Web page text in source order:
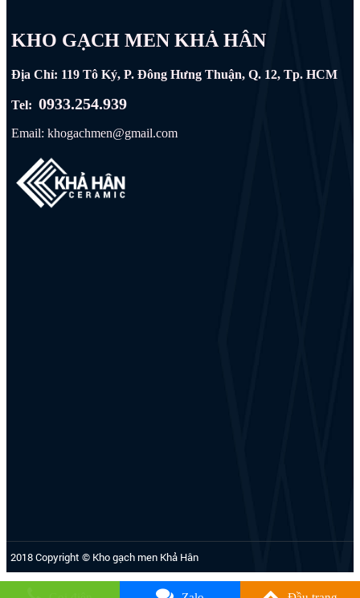
KHO GẠCH MEN KHẢ HÂN
Địa Chỉ: 119 Tô Ký, P. Đông Hưng Thuận, Q. 12, Tp. HCM
Tel:0933.254.939
Email: khogachmen@gmail.com
2018 Copyright © Kho gạch men Khả Hân